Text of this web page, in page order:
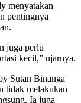
menyatakan
pentingnya
juga perlu
kecil,” ujarnya.
Sutan Binanga
tidak melakukan
Ia juga